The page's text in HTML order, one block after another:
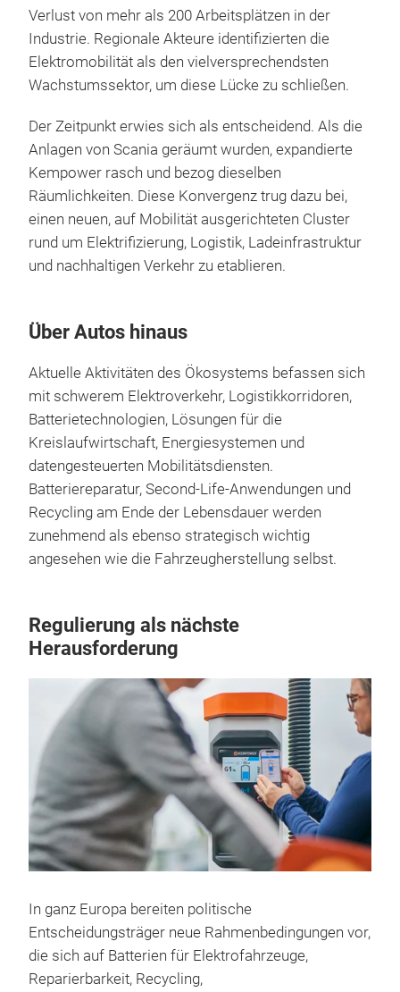
Verlust von mehr als 200 Arbeitsplätzen in der
Industrie. Regionale Akteure identifizierten die
Elektromobilität als den vielversprechendsten
Wachstumssektor, um diese Lücke zu schließen.
Der Zeitpunkt erwies sich als entscheidend. Als die
Anlagen von Scania geräumt wurden, expandierte
Kempower rasch und bezog dieselben
Räumlichkeiten. Diese Konvergenz trug dazu bei,
einen neuen, auf Mobilität ausgerichteten Cluster
rund um Elektrifizierung, Logistik, Ladeinfrastruktur
und nachhaltigen Verkehr zu etablieren.
Über Autos hinaus
Aktuelle Aktivitäten des Ökosystems befassen sich
mit schwerem Elektroverkehr, Logistikkorridoren,
Batterietechnologien, Lösungen für die
Kreislaufwirtschaft, Energiesystemen und
datengesteuerten Mobilitätsdiensten.
Batteriereparatur, Second-Life-Anwendungen und
Recycling am Ende der Lebensdauer werden
zunehmend als ebenso strategisch wichtig
angesehen wie die Fahrzeugherstellung selbst.
Regulierung als nächste
Herausforderung
In ganz Europa bereiten politische
Entscheidungsträger neue Rahmenbedingungen vor,
die sich auf Batterien für Elektrofahrzeuge,
Reparierbarkeit, Recycling,